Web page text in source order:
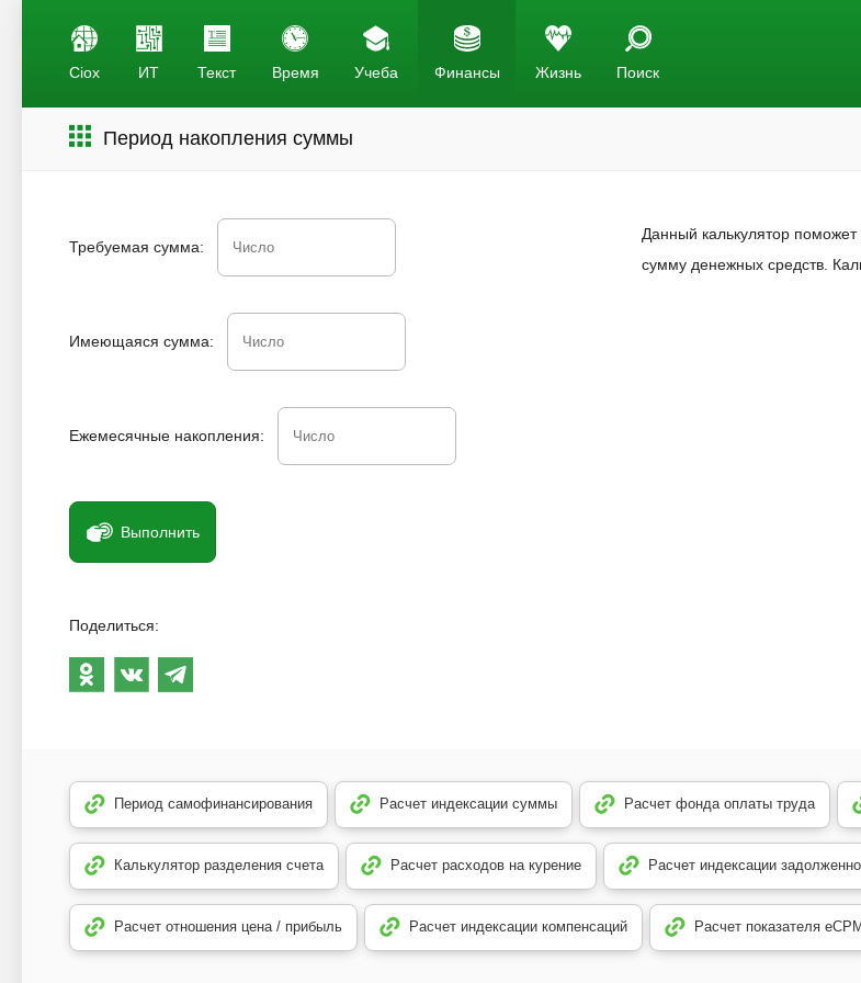
Ciox ИТ Текст Время Учеба Финансы Жизнь Поиск
Период накопления суммы
Требуемая сумма:
Имеющаяся сумма:
Ежемесячные накопления:
Выполнить
Поделиться:
Данный калькулятор
сумму денежных средств.
Период самофинансирования Расчет индексации суммы Расчет фонда оплаты труда
Калькулятор разделения счета Расчет расходов на курение Расчет индексации
Расчет отношения цена / прибыль Расчет индексации компенсаций Расчет показателя еСРМ